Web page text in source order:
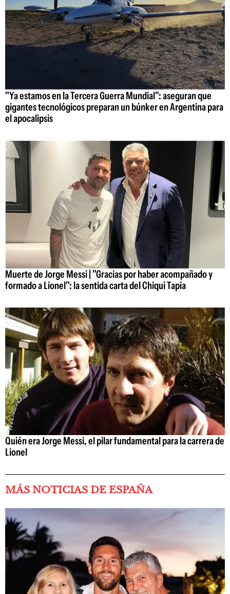
"Ya estamos en la Tercera Guerra Mundial": aseguran que
gigantes tecnológicos preparan un búnker en Argentina para
el apocalipsis
Muerte de Jorge Messi | "Gracias por haber acompañado y
formado a Lionel": la sentida carta del Chiqui Tapia
Quién era Jorge Messi, el pilar fundamental para la carrera de
Lionel
MÁS NOTICIAS DE ESPAÑA